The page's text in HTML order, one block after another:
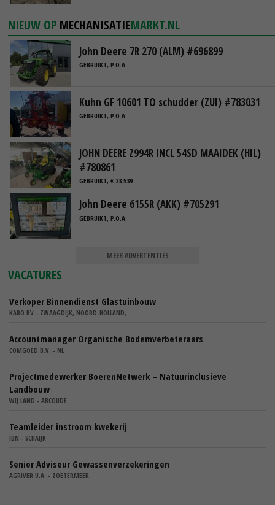
NIEUW OP MECHANISATIEMARKT.NL
John Deere 7R 270 (ALM) #696899
GEBRUIKT, P.O.A.
Kuhn GF 10601 TO schudder (ZUI) #783031
GEBRUIKT, P.O.A.
JOHN DEERE Z994R INCL 54SD MAAIDEK (HIL)
#780861
GEBRUIKT, € 23.539
John Deere 6155R (AKK) #705291
GEBRUIKT, P.O.A.
MEER ADVERTENTIES
VACATURES
Verkoper Binnendienst Glastuinbouw
KARO BV - ZWAAGDIJK, NOORD-HOLLAND,
Accountmanager Organische Bodemverbeteraars
COMGOED B.V. - NL
Projectmedewerker BoerenNetwerk – Natuurinclusieve
Landbouw
WIJ.LAND - ABCOUDE
Teamleider instroom kwekerij
IBN - SCHAIJK
Senior Adviseur Gewassenverzekeringen
AGRIVER U.A. - ZOETERMEER